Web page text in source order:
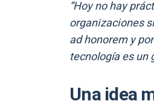
“Hoy no hay
organizaciones
ad honorem y
tecnología es un
Una idea